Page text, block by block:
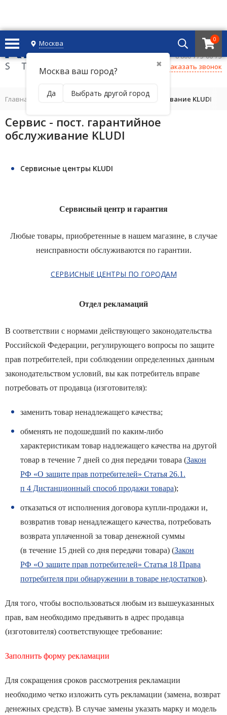
Москва
✖
Москва ваш город?
Да Выбрать другой город
0
+7 495 221 69 55
8 800-775-06-73
Заказать звонок
Главная Сервис - пост. гарантийное обслуживание KLUDI
Сервис - пост. гарантийное
обслуживание KLUDI
Сервисные центры KLUDI
Сервисный центр и гарантия
Любые товары, приобретенные в нашем магазине, в случае
неисправности обслуживаются по гарантии.
СЕРВИСНЫЕ ЦЕНТРЫ ПО ГОРОДАМ
Отдел рекламаций
В соответствии с нормами действующего законодательства
Российской Федерации, регулирующего вопросы по защите
прав потребителей, при соблюдении определенных данным
законодательством условий, вы как потребитель вправе
потребовать от продавца (изготовителя):
заменить товар ненадлежащего качества;
обменять не подошедший по каким-либо
характеристикам товар надлежащего качества на другой
товар в течение 7 дней со дня передачи товара (Закон
РФ «О защите прав потребителей» Статья 26.1.
п 4 Дистанционный способ продажи товара);
отказаться от исполнения договора купли-продажи и,
возвратив товар ненадлежащего качества, потребовать
возврата уплаченной за товар денежной суммы
(в течение 15 дней со дня передачи товара) (Закон
РФ «О защите прав потребителей» Статья 18 Права
потребителя при обнаружении в товаре недостатков).
Для того, чтобы воспользоваться любым из вышеуказанных
прав, вам необходимо предъявить в адрес продавца
(изготовителя) соответствующее требование:
Заполнить форму рекламации
Для сокращения сроков рассмотрения рекламации
необходимо четко изложить суть рекламации (замена, возврат
денежных средств). В случае замены указать марку и модель